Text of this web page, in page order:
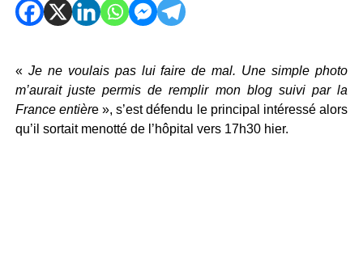
« Je ne voulais pas lui faire de mal. Une simple photo
m’aurait juste permis de remplir mon blog suivi par la
France entière », s’est défendu le principal intéressé alors
qu’il sortait menotté de l’hôpital vers 17h30 hier.